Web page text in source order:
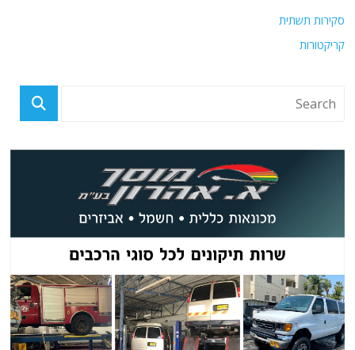
סקירות תשתית
קריקטורות